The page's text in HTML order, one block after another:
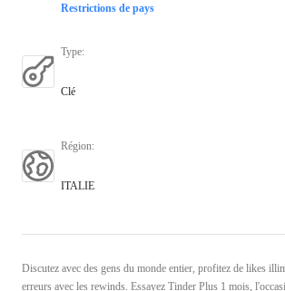
Restrictions de pays
Type:
Clé
Région:
ITALIE
Discutez avec des gens du monde entier, profitez de likes
erreurs avec les rewinds. Essayez Tinder Plus 1 mois,